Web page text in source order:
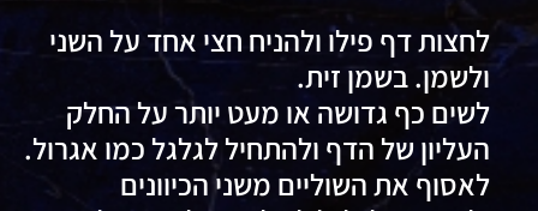
לחצות דף פילו ולהניח חצי אחד על השני
ולשמן. בשמן זית.
לשים כף גדושה או מעט יותר על החלק
העליון של הדף ולהתחיל לגלגל כמו אגרול.
לאסוף את השוליים משני הכיוונים